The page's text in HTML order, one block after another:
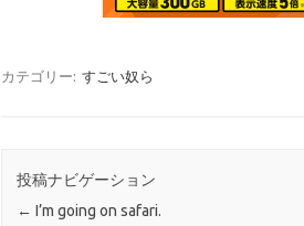
カテゴリー: すごい奴ら
投稿ナビゲーション
← I’m going on safari.